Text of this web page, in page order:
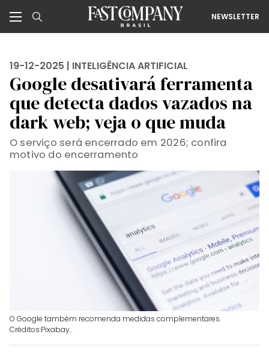
NEWSLETTER
19-12-2025 | INTELIGÊNCIA ARTIFICIAL
Google desativará ferramenta
que detecta dados vazados na
dark web; veja o que muda
O serviço será encerrado em 2026; confira
motivo do encerramento
O Google também recomenda medidas complementares.
Créditos:Pixabay..